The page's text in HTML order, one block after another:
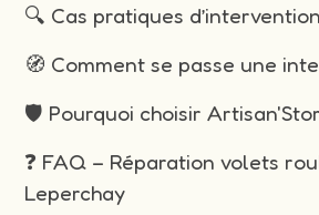
🔍 Cas pratiques
🧭 Comment se passe une
🛡️ Pourquoi choisir
❓ FAQ – Réparation volets
Leperchay